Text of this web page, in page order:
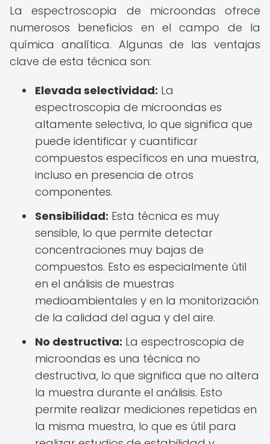
La espectroscopia de microondas ofrece
numerosos beneficios en el campo de la
química analítica. Algunas de las ventajas
clave de esta técnica son:
Elevada selectividad: La
espectroscopia de microondas es
altamente selectiva, lo que significa que
puede identificar y cuantificar
compuestos específicos en una muestra,
incluso en presencia de otros
componentes.
Sensibilidad: Esta técnica es muy
sensible, lo que permite detectar
concentraciones muy bajas de
compuestos. Esto es especialmente útil
en el análisis de muestras
medioambientales y en la monitorización
de la calidad del agua y del aire.
No destructiva: La espectroscopia de
microondas es una técnica no
destructiva, lo que significa que no altera
la muestra durante el análisis. Esto
permite realizar mediciones repetidas en
la misma muestra, lo que es útil para